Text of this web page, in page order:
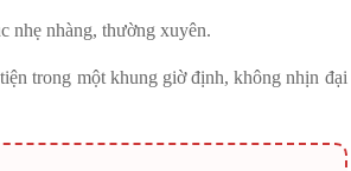
nhẹ nhàng, thường xuyên.
trong một khung giờ định, không nhịn đại